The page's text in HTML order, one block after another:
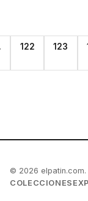
122 123
© 2026 elpatin.com.
COLECCIONES